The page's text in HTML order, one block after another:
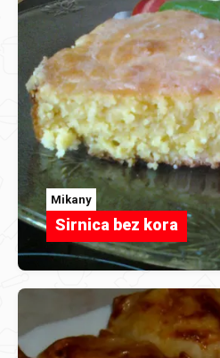
Mikany
Sirnica bez kora